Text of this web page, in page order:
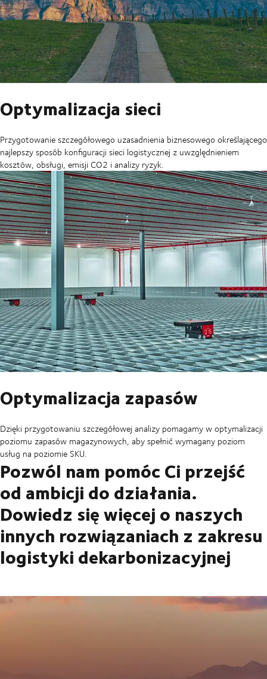
Optymalizacja sieci
Przygotowanie szczegółowego uzasadnienia biznesowego określającego
najlepszy sposób konfiguracji sieci logistycznej z uwzględnieniem
kosztów, obsługi, emisji CO2 i analizy ryzyk.
Optymalizacja zapasów
Dzięki przygotowaniu szczegółowej analizy pomagamy w optymalizacji
poziomu zapasów magazynowych, aby spełnić wymagany poziom
usług na poziomie SKU.
Pozwól nam pomóc Ci przejść
od ambicji do działania.
Dowiedz się więcej o naszych
innych rozwiązaniach z zakresu
logistyki dekarbonizacyjnej